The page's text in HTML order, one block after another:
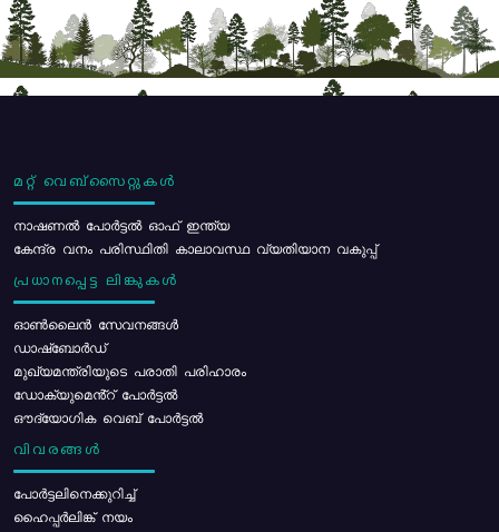
മറ്റ് വെബ്സൈറ്റുകൾ
നാഷണൽ പോർട്ടൽ ഓഫ് ഇന്ത്യ
കേന്ദ്ര വനം പരിസ്ഥിതി കാലാവസ്ഥ വ്യതിയാന വകുപ്പ്
പ്രധാനപ്പെട്ട ലിങ്കുകൾ
ഓൺലൈൻ സേവനങ്ങൾ
ഡാഷ്ബോർഡ്
മുഖ്യമന്ത്രിയുടെ പരാതി പരിഹാരം
ഡോക്യുമെൻ്റ് പോർട്ടൽ
ഔദ്യോഗിക വെബ് പോർട്ടൽ
വിവരങ്ങൾ
പോര്‍ട്ടലിനെക്കുറിച്ച്
ഹൈപ്പർലിങ്ക് നയം